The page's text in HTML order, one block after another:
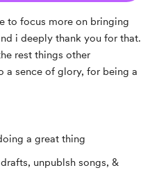
to focus more on bringing
i deeply thank you for that.
rest things other
a sence of glory, for being a
a great thing
unpublsh songs, &